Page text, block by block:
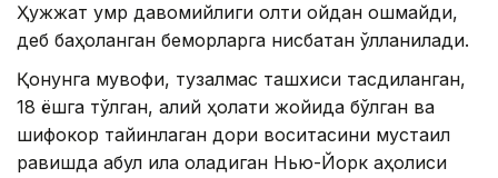
Ҳужжат умр давомийлиги олти ойдан ошмайди,
деб баҳоланган беморларга нисбатан қўлланилади.
Қонунга мувофиқ, тузалмас ташхиси тасдиқланган,
18 ёшга тўлган, ақлий ҳолати жойида бўлган ва
шифокор тайинлаган дори воситасини мустақил
равишда қабул қила оладиган Нью-Йорк аҳолиси